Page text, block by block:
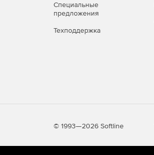
Специальные
предложения
Техподдержка
© 1993—2026 Softline